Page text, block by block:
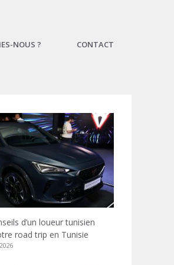
NOUS ? CONTACT
d’un loueur tunisien
road trip en Tunisie